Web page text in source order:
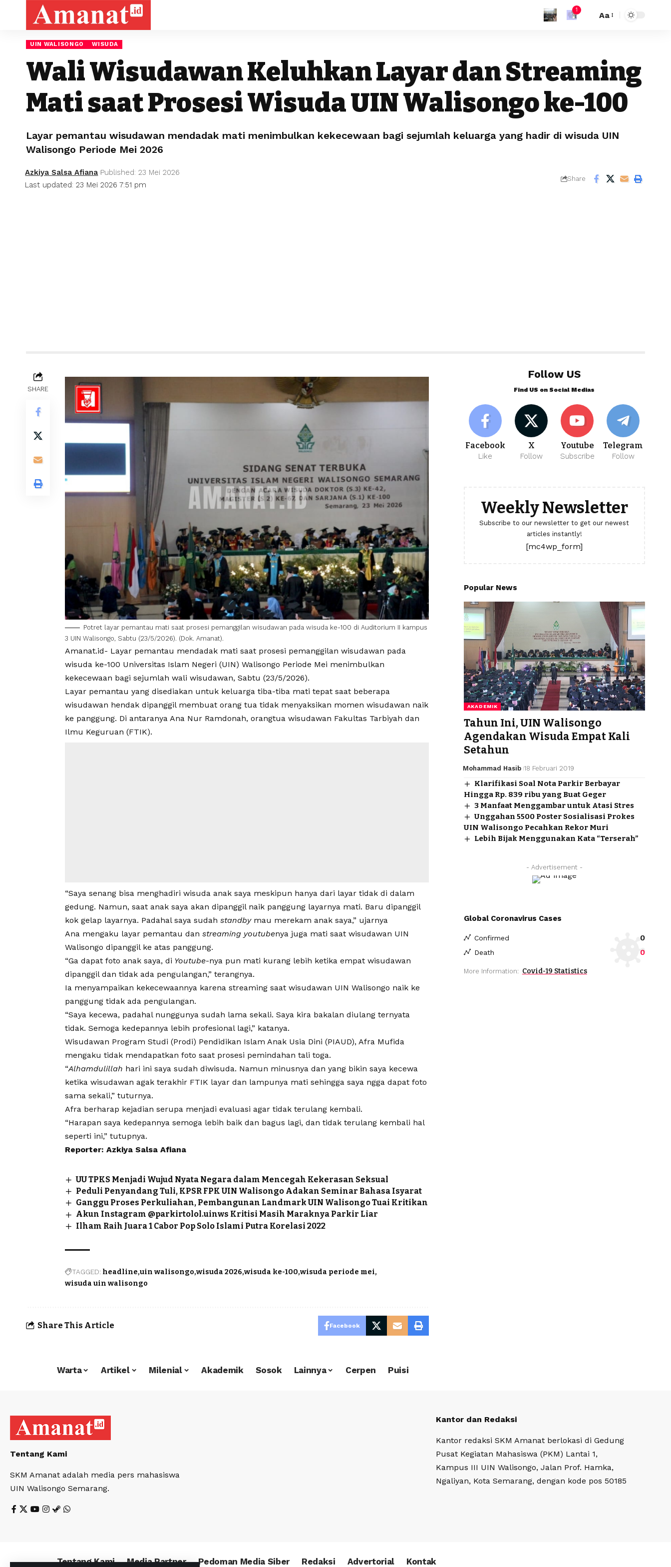
1
Aa
UIN WALISONGO WISUDA
Wali Wisudawan Keluhkan Layar dan Streaming
Mati saat Prosesi Wisuda UIN Walisongo ke-100
Layar pemantau wisudawan mendadak mati menimbulkan kekecewaan bagi sejumlah keluarga yang hadir di wisuda UIN
Walisongo Periode Mei 2026
Last updated: 23 Mei 2026 7:51 pm
Azkiya Salsa Afiana Published: 23 Mei 2026
Share
SHARE
Potret layar pemantau mati saat prosesi pemanggilan wisudawan pada wisuda ke-100 di Auditorium II kampus
3 UIN Walisongo, Sabtu (23/5/2026). (Dok. Amanat).
Amanat.id- Layar pemantau mendadak mati saat prosesi pemanggilan wisudawan pada
wisuda ke-100 Universitas Islam Negeri (UIN) Walisongo Periode Mei menimbulkan
kekecewaan bagi sejumlah wali wisudawan, Sabtu (23/5/2026).
Layar pemantau yang disediakan untuk keluarga tiba-tiba mati tepat saat beberapa
wisudawan hendak dipanggil membuat orang tua tidak menyaksikan momen wisudawan naik
ke panggung. Di antaranya Ana Nur Ramdonah, orangtua wisudawan Fakultas Tarbiyah dan
Ilmu Keguruan (FTIK).
“Saya senang bisa menghadiri wisuda anak saya meskipun hanya dari layar tidak di dalam
gedung. Namun, saat anak saya akan dipanggil naik panggung layarnya mati. Baru dipanggil
kok gelap layarnya. Padahal saya sudah standbymau merekam anak saya,” ujarnya
Ana mengaku layar pemantau dan streaming youtubenya juga mati saat wisudawan UIN
Walisongo dipanggil ke atas panggung.
“Ga dapat foto anak saya, di Youtube-nya pun mati kurang lebih ketika empat wisudawan
dipanggil dan tidak ada pengulangan,” terangnya.
Ia menyampaikan kekecewaannya karena streaming saat wisudawan UIN Walisongo naik ke
panggung tidak ada pengulangan.
“Saya kecewa, padahal nunggunya sudah lama sekali. Saya kira bakalan diulang ternyata
tidak. Semoga kedepannya lebih profesional lagi,” katanya.
Wisudawan Program Studi (Prodi) Pendidikan Islam Anak Usia Dini (PIAUD), Afra Mufida
mengaku tidak mendapatkan foto saat prosesi pemindahan tali toga.
“Alhamdulillah hari ini saya sudah diwisuda. Namun minusnya dan yang bikin saya kecewa
ketika wisudawan agak terakhir FTIK layar dan lampunya mati sehingga saya ngga dapat foto
sama sekali,” tuturnya.
Afra berharap kejadian serupa menjadi evaluasi agar tidak terulang kembali.
“Harapan saya kedepannya semoga lebih baik dan bagus lagi, dan tidak terulang kembali hal
seperti ini,” tutupnya.
Reporter: Azkiya Salsa Afiana
UU TPKS Menjadi Wujud Nyata Negara dalam Mencegah Kekerasan Seksual
Peduli Penyandang Tuli, KPSR FPK UIN Walisongo Adakan Seminar Bahasa Isyarat
Ganggu Proses Perkuliahan, Pembangunan Landmark UIN Walisongo Tuai Kritikan
Akun Instagram @parkirtolol.uinws Kritisi Masih Maraknya Parkir Liar
Ilham Raih Juara 1 Cabor Pop Solo Islami Putra Korelasi 2022
TAGGED: headline uin walisongo wisuda 2026 wisuda ke-100 wisuda periode mei
wisuda uin walisongo
Share This Article Facebook
Follow US
Find US on Social Medias
Facebook
Like
X
Follow
Youtube
Subscribe
Telegram
Follow
Weekly Newsletter
Subscribe to our newsletter to get our newest
articles instantly!
[mc4wp_form]
Popular News
AKADEMIK
Tahun Ini, UIN Walisongo
Agendakan Wisuda Empat Kali
Setahun
Mohammad Hasib 18 Februari 2019
Klarifikasi Soal Nota Parkir Berbayar
Hingga Rp. 839 ribu yang Buat Geger
3 Manfaat Menggambar untuk Atasi Stres
Unggahan 5500 Poster Sosialisasi Prokes
UIN Walisongo Pecahkan Rekor Muri
Lebih Bijak Menggunakan Kata “Terserah”
- Advertisement -
Global Coronavirus Cases
Confirmed 0
Death 0
More Information: Covid-19 Statistics
Warta Artikel Milenial Akademik Sosok Lainnya Cerpen Puisi
Tentang Kami
SKM Amanat adalah media pers mahasiswa
UIN Walisongo Semarang.
Kantor dan Redaksi
Kantor redaksi SKM Amanat berlokasi di Gedung
Pusat Kegiatan Mahasiswa (PKM) Lantai 1,
Kampus III UIN Walisongo, Jalan Prof. Hamka,
Ngaliyan, Kota Semarang, dengan kode pos 50185
Tentang Kami Media Partner Pedoman Media Siber Redaksi Advertorial Kontak